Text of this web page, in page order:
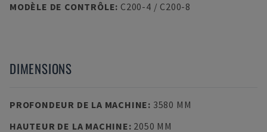
MODÈLE DE CONTRÔLE: C200-4 / C200-8
DIMENSIONS
PROFONDEUR DE LA MACHINE: 3580 MM
HAUTEUR DE LA MACHINE: 2050 MM